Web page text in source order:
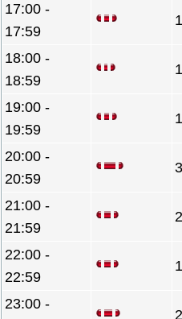
17:00 -
17:59
18:00 -
18:59
19:00 -
19:59
20:00 -
20:59
21:00 -
21:59
22:00 -
22:59
23:00 -